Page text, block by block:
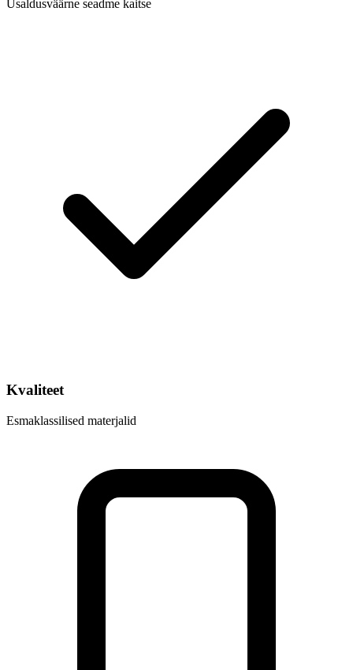
Usaldusväärne seadme kaitse
Kvaliteet
Esmaklassilised materjalid